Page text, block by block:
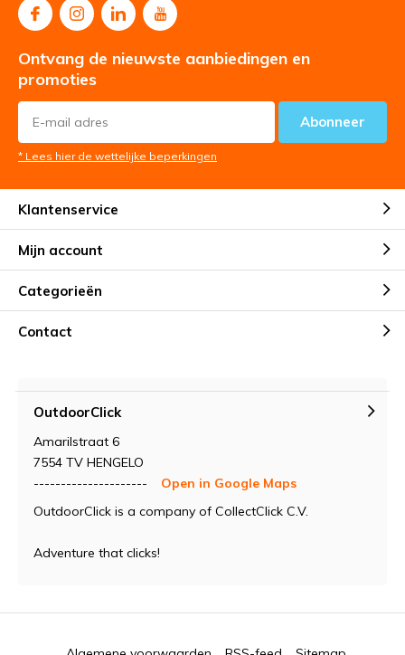
Ontvang de nieuwste aanbiedingen en
promoties
Abonneer
* Lees hier de wettelijke beperkingen
Klantenservice
Mijn account
Categorieën
Contact
OutdoorClick
Amarilstraat 6
7554 TV HENGELO
---------------------
Open in Google Maps
OutdoorClick is a company of CollectClick C.V.
Adventure that clicks!